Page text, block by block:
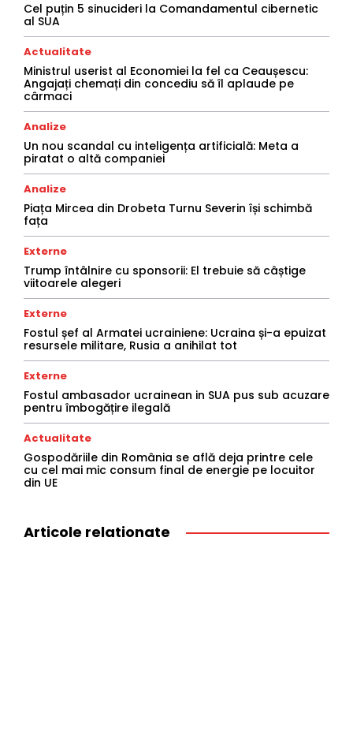
Cel puțin 5 sinucideri la Comandamentul cibernetic
al SUA
Actualitate
Ministrul userist al Economiei la fel ca Ceaușescu:
Angajați chemați din concediu să îl aplaude pe
cârmaci
Analize
Un nou scandal cu inteligența artificială: Meta a
piratat o altă companiei
Analize
Piața Mircea din Drobeta Turnu Severin își schimbă
fața
Externe
Trump întâlnire cu sponsorii: El trebuie să câștige
viitoarele alegeri
Externe
Fostul șef al Armatei ucrainiene: Ucraina și-a epuizat
resursele militare, Rusia a anihilat tot
Externe
Fostul ambasador ucrainean in SUA pus sub acuzare
pentru îmbogățire ilegală
Actualitate
Gospodăriile din România se află deja printre cele
cu cel mai mic consum final de energie pe locuitor
din UE
Articole relationate